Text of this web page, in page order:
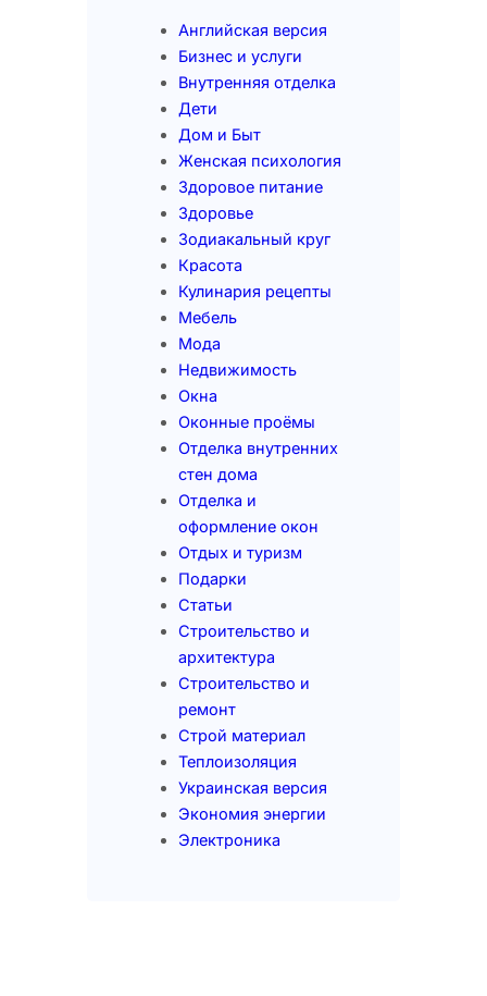
Английская версия
Бизнес и услуги
Внутренняя отделка
Дети
Дом и Быт
Женская психология
Здоровое питание
Здоровье
Зодиакальный круг
Красота
Кулинария рецепты
Мебель
Мода
Недвижимость
Окна
Оконные проёмы
Отделка внутренних
стен дома
Отделка и
оформление окон
Отдых и туризм
Подарки
Статьи
Строительство и
архитектура
Строительство и
ремонт
Строй материал
Теплоизоляция
Украинская версия
Экономия энергии
Электроника